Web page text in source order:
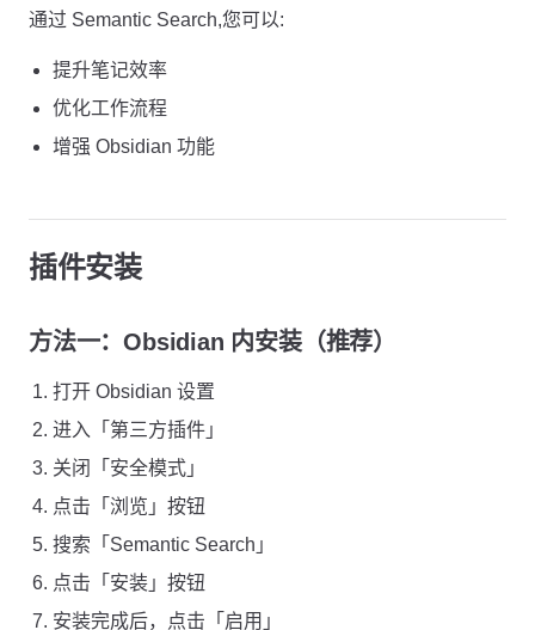
通过 Semantic Search,您可以:
提升笔记效率
优化工作流程
增强 Obsidian 功能
插件安装
方法一：Obsidian 内安装（推荐）
打开 Obsidian 设置
进入「第三方插件」
关闭「安全模式」
点击「浏览」按钮
搜索「Semantic Search」
点击「安装」按钮
安装完成后，点击「启用」